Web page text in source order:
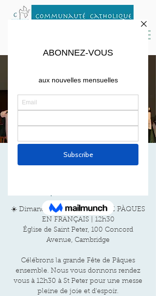
MESSE D'AVRIL DE
☀️ Dimanche 4 avril | MESSE DE PÀQUES
EN FRANÇAIS | 12h30
Église de Saint Peter, 100 Concord
Avenue, Cambridge
Célébrons la grande Fête de Pâques
ensemble. Nous vous donnons rendez
vous à 12h30 à St Peter pour une messe